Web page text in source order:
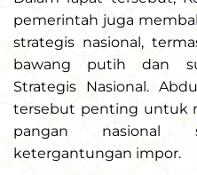
pemerintah juga
strategis nasional,
bawang putih dan
Strategis Nasional.
tersebut penting untuk
pangan nasional
ketergantungan impor.